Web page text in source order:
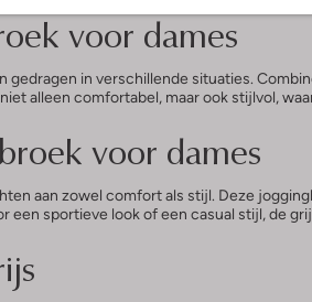
voor dames
in verschillende situaties.
alleen comfortabel, maar ook stijlvol,
voor dames
aan zowel comfort als stijl. Deze
sportieve look of een casual stijl, de